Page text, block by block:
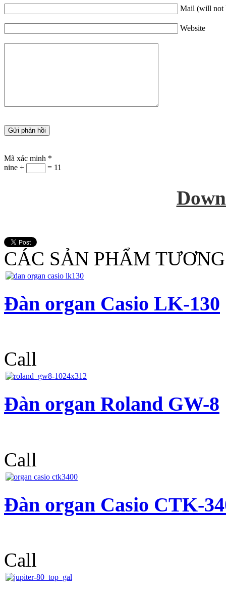
Mail (will not
Website
Mã xác minh *
nine +
= 11
CÁC SẢN PHẨM
Đàn organ Casio LK-130
Call
Đàn organ Roland GW-8
Call
Đàn organ Casio CTK-
Call